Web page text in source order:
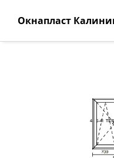
Окнапласт